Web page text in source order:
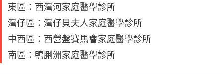
東區：西灣河家庭醫學診所
灣仔區：灣仔貝夫人家庭醫學診所
中西區：西營盤賽馬會家庭醫學診所
南區：鴨脷洲家庭醫學診所